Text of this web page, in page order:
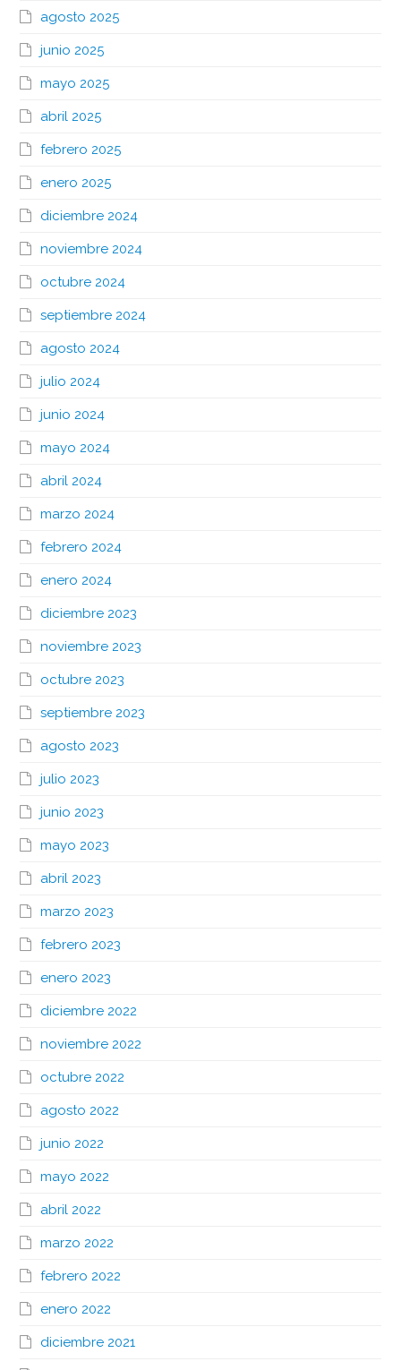
agosto 2025
junio 2025
mayo 2025
abril 2025
febrero 2025
enero 2025
diciembre 2024
noviembre 2024
octubre 2024
septiembre 2024
agosto 2024
julio 2024
junio 2024
mayo 2024
abril 2024
marzo 2024
febrero 2024
enero 2024
diciembre 2023
noviembre 2023
octubre 2023
septiembre 2023
agosto 2023
julio 2023
junio 2023
mayo 2023
abril 2023
marzo 2023
febrero 2023
enero 2023
diciembre 2022
noviembre 2022
octubre 2022
agosto 2022
junio 2022
mayo 2022
abril 2022
marzo 2022
febrero 2022
enero 2022
diciembre 2021